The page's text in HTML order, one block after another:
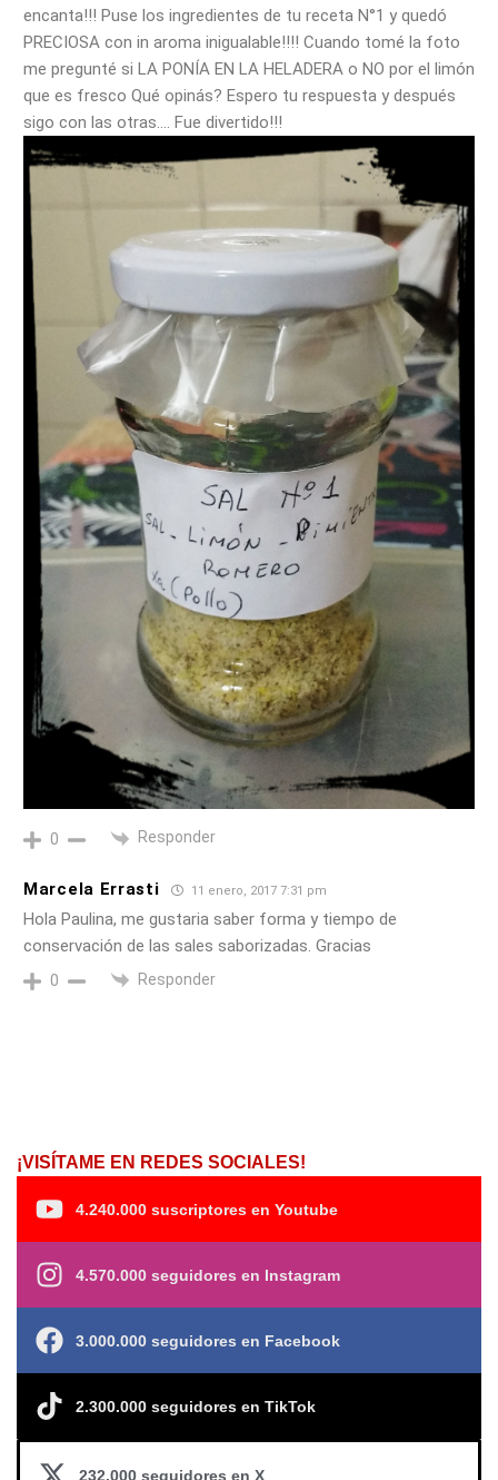
encanta!!! Puse los ingredientes de tu receta N°1 y quedó
PRECIOSA con in aroma inigualable!!!! Cuando tomé la foto
me pregunté si LA PONÍA EN LA HELADERA o NO por el limón
que es fresco Qué opinás? Espero tu respuesta y después
sigo con las otras…. Fue divertido!!!
0 Responder
Marcela Errasti 11 enero, 2017 7:31 pm
Hola Paulina, me gustaria saber forma y tiempo de
conservación de las sales saborizadas. Gracias
0 Responder
¡VISÍTAME EN REDES SOCIALES!
4.240.000 suscriptores en Youtube
4.570.000 seguidores en Instagram
3.000.000 seguidores en Facebook
2.300.000 seguidores en TikTok
232.000 seguidores en X